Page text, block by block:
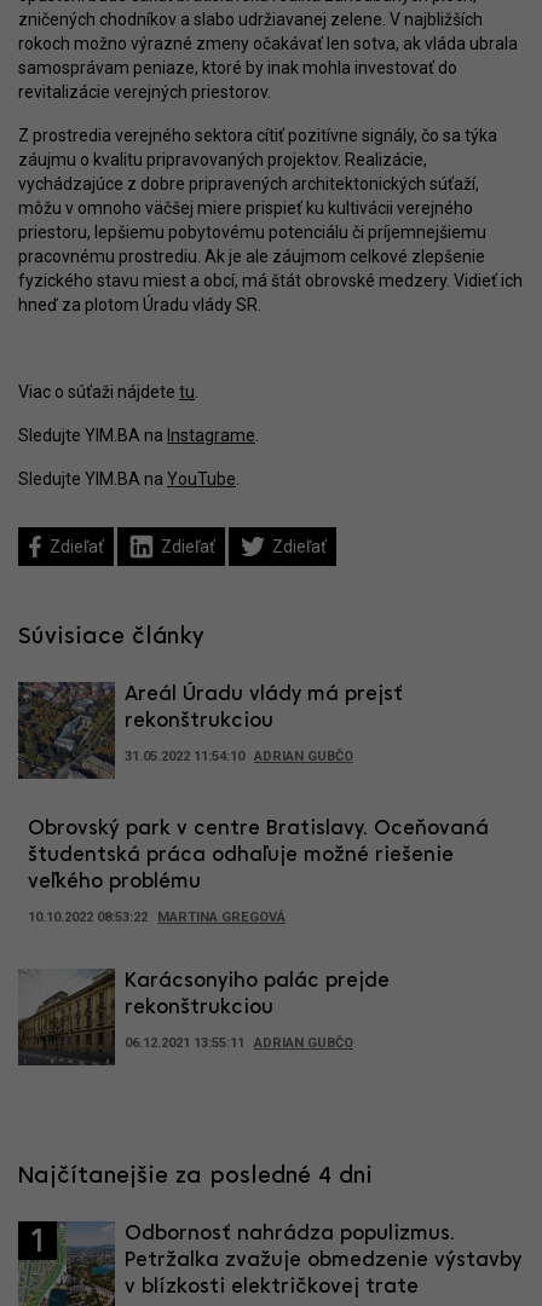
zničených chodníkov a slabo udržiavanej zelene. V najbližších
rokoch možno výrazné zmeny očakávať len sotva, ak vláda ubrala
samosprávam peniaze, ktoré by inak mohla investovať do
revitalizácie verejných priestorov.
Z prostredia verejného sektora cítiť pozitívne signály, čo sa týka
záujmu o kvalitu pripravovaných projektov. Realizácie,
vychádzajúce z dobre pripravených architektonických súťaží,
môžu v omnoho väčšej miere prispieť ku kultivácii verejného
priestoru, lepšiemu pobytovému potenciálu či príjemnejšiemu
pracovnému prostrediu. Ak je ale záujmom celkové zlepšenie
fyzického stavu miest a obcí, má štát obrovské medzery. Vidieť ich
hneď za plotom Úradu vlády SR.
Viac o súťaži nájdete tu
Sledujte YIM.BA na Instagrame
Sledujte YIM.BA na YouTube
Zdieľať Zdieľať Zdieľať
Súvisiace články
Areál Úradu vlády má prejsť
rekonštrukciou
31.05.2022 11:54:10 ADRIAN GUBČO
Obrovský park v centre Bratislavy. Oceňovaná
študentská práca odhaľuje možné riešenie
veľkého problému
10.10.2022 08:53:22 MARTINA GREGOVÁ
Karácsonyiho palác prejde
rekonštrukciou
06.12.2021 13:55:11 ADRIAN GUBČO
Najčítanejšie za posledné 4 dni
1
Odbornosť nahrádza populizmus.
Petržalka zvažuje obmedzenie výstavby
v blízkosti električkovej trate